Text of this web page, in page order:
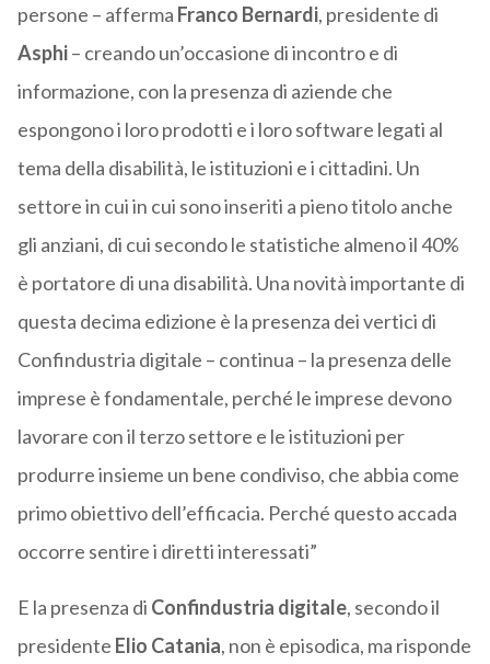
persone – afferma Franco Bernardi, presidente di
Asphi– creando un’occasione di incontro e di
informazione, con la presenza di aziende che
espongono i loro prodotti e i loro software legati al
tema della disabilità, le istituzioni e i cittadini. Un
settore in cui in cui sono inseriti a pieno titolo anche
gli anziani, di cui secondo le statistiche almeno il 40%
è portatore di una disabilità. Una novità importante di
questa decima edizione è la presenza dei vertici di
Confindustria digitale – continua – la presenza delle
imprese è fondamentale, perché le imprese devono
lavorare con il terzo settore e le istituzioni per
produrre insieme un bene condiviso, che abbia come
primo obiettivo dell’efficacia. Perché questo accada
occorre sentire i diretti interessati”
E la presenza di Confindustria digitale, secondo il
presidente Elio Catania, non è episodica, ma risponde